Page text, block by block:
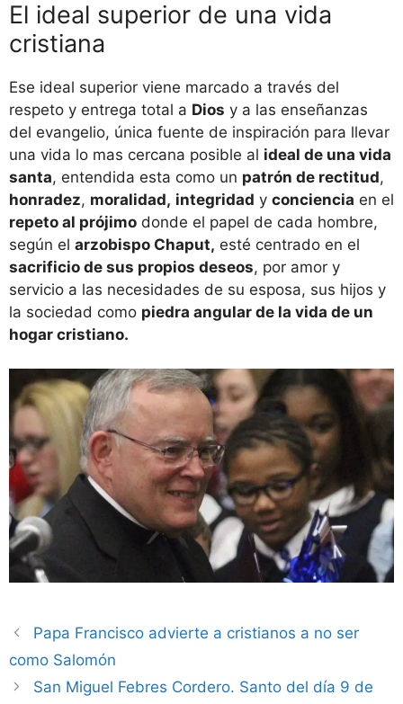
El ideal superior de una vida
cristiana
Ese ideal superior viene marcado a través del
respeto y entrega total a Dios y a las enseñanzas
del evangelio, única fuente de inspiración para llevar
una vida lo mas cercana posible al ideal de una vida
santa, entendida esta como un patrón de rectitud,
honradez, moralidad, integridad y conciencia en el
repeto al prójimo donde el papel de cada hombre,
según el arzobispo Chaput, esté centrado en el
sacrificio de sus propios deseos, por amor y
servicio a las necesidades de su esposa, sus hijos y
la sociedad como piedra angular de la vida de un
hogar cristiano.
Papa Francisco advierte a cristianos a no ser
como Salomón
San Miguel Febres Cordero. Santo del día 9 de